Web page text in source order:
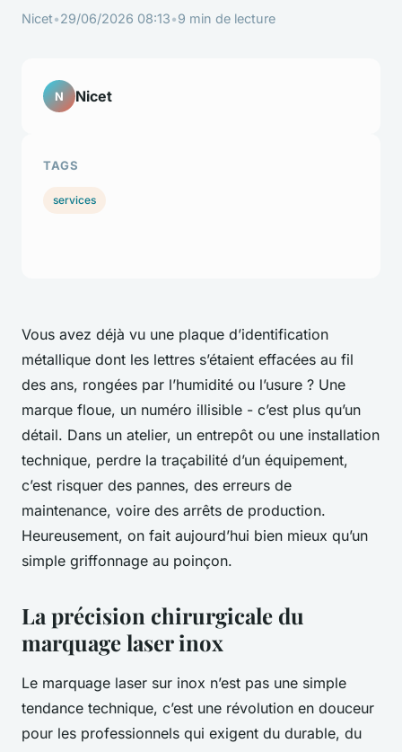
Nicet•29/06/2026 08:13•9 min de lecture
Vous avez déjà vu une plaque d’identification
métallique dont les lettres s’étaient effacées au fil
des ans, rongées par l’humidité ou l’usure ? Une
marque floue, un numéro illisible - c’est plus qu’un
détail. Dans un atelier, un entrepôt ou une installation
technique, perdre la traçabilité d’un équipement,
c’est risquer des pannes, des erreurs de
maintenance, voire des arrêts de production.
Heureusement, on fait aujourd’hui bien mieux qu’un
simple griffonnage au poinçon.
La précision chirurgicale du
marquage laser inox
Le marquage laser sur inox n’est pas une simple
tendance technique, c’est une révolution en douceur
pour les professionnels qui exigent du durable, du
N Nicet
TAGS
services